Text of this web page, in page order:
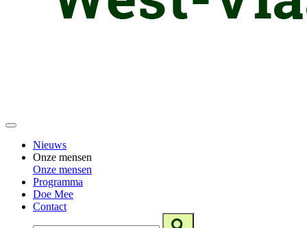
Nieuws
Onze mensen
Onze mensen
Programma
Doe Mee
Contact